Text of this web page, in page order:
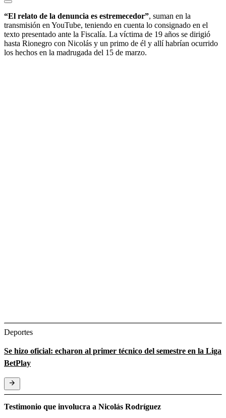
“El relato de la denuncia es estremecedor”, suman en la
transmisión en YouTube, teniendo en cuenta lo consignado en el
texto presentado ante la Fiscalía. La víctima de 19 años se dirigió
hasta Rionegro con Nicolás y un primo de él y allí habrían ocurrido
los hechos en la madrugada del 15 de marzo.
Deportes
Se hizo oficial: echaron al primer técnico del semestre en la Liga
BetPlay
Testimonio que involucra a Nicolás Rodríguez